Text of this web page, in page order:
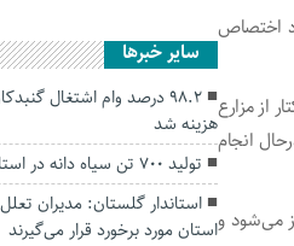
اختصاص
معاون بهبود تولیدات گیاهی جهادکشاورزی گلستان، حدود ۲ هزار و ۵۰۰ هکتار از مزارع
انجام
می‌شود و
سایر خبرها
۹۸.۲ درصد وام اشتغال
هزینه شد
تولید ۷۰۰ تن سیاه دانه در استان گلستان
استاندار گلستان: مدیران
استان مورد برخورد قرار می‌گیرند